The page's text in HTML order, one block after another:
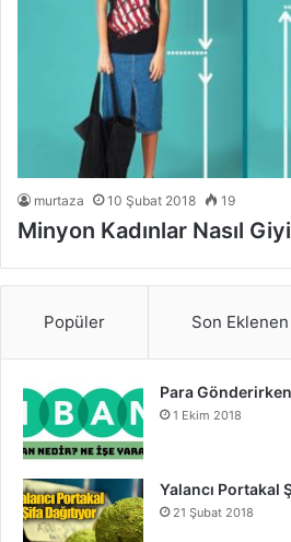
murtaza 10 Şubat 2018 19
Minyon Kadınlar Nasıl
Popüler Son Eklenen
Para Gönderirken
1 Ekim 2018
Yalancı Portakal
21 Şubat 2018